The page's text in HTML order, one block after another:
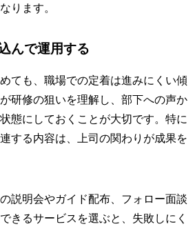
ります。
んで運用する
ても、職場での定着は進みにくい傾
研修の狙いを理解し、部下への声か
態にしておくことが大切です。特に
する内容は、上司の関わりが成果を
説明会やガイド配布、フォロー面談
きるサービスを選ぶと、失敗しにく